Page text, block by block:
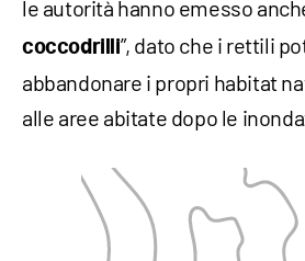
le autorità hanno emesso
coccodrilli”, dato che i rettili
abbandonare i propri habitat
alle aree abitate dopo le